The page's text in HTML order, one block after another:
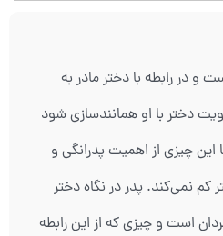
و در رابطه با دختر مادر به
دختر با او همانندسازی شود
این چیزی از اهمیت پدرانگی و
کم نمی‌کند. پدر در نگاه دختر
است و چیزی که از این رابطه